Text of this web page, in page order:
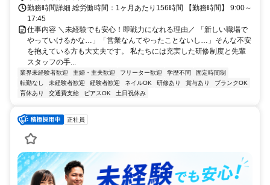
勤務時間詳細 総労働時間：1ヶ月あたり156時間 【勤務時間】 9:00～
17:45
仕事内容 ＼未経験でも安心！即戦力になれる理由／ 「新しい職場で
やっていけるかな…」「営業なんてやったことないし…」そんな不安
を抱えている方も大丈夫です。 私たちには充実した研修制度と先輩
スタッフの手...
業界未経験者歓迎 主婦・主夫歓迎 フリーター歓迎 学歴不問
固定時間制
転勤なし
未経験者歓迎 経験者歓迎 ネイルOK 研修あり 賞与あり
ブランクOK
育休あり
交通費支給 ピアスOK 土日祝休み
正社員